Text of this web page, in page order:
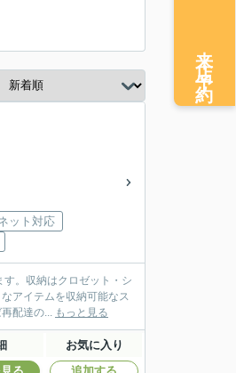
ット対応
。収納はクロゼット・シ
アイテムを収納可能なス
配達の... もっと見る
お気に入り
来店予約